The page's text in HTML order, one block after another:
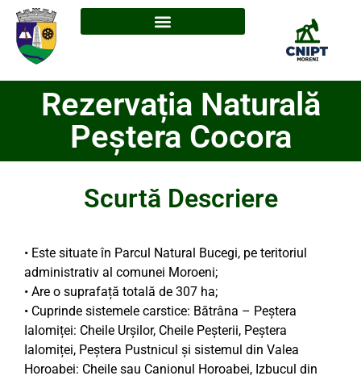
Rezervația Naturală
Peștera Cocora
Scurtă Descriere
• Este situate în Parcul Natural Bucegi, pe teritoriul
administrativ al comunei Moroeni;
• Are o suprafață totală de 307 ha;
• Cuprinde sistemele carstice: Bătrâna – Peștera
Ialomiței: Cheile Urșilor, Cheile Peșterii, Peștera
Ialomiței, Peștera Pustnicul și sistemul din Valea
Horoabei: Cheile sau Canionul Horoabei, Izbucul din